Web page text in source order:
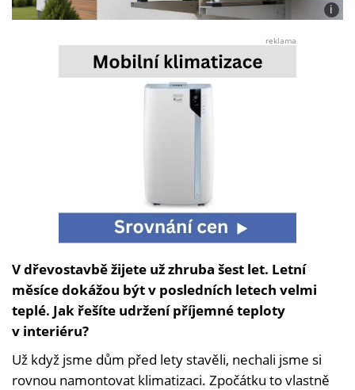
i
Foto:
reklama
V dřevostavbě žijete už zhruba šest let. Letní
měsíce dokážou být v posledních letech velmi
teplé. Jak řešíte udržení příjemné teploty
v interiéru?
Už když jsme dům před lety stavěli, nechali jsme si
rovnou namontovat klimatizaci. Zpočátku to vlastně